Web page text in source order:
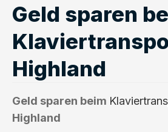
Geld sparen
Highland
Geld sparen beim
Highland